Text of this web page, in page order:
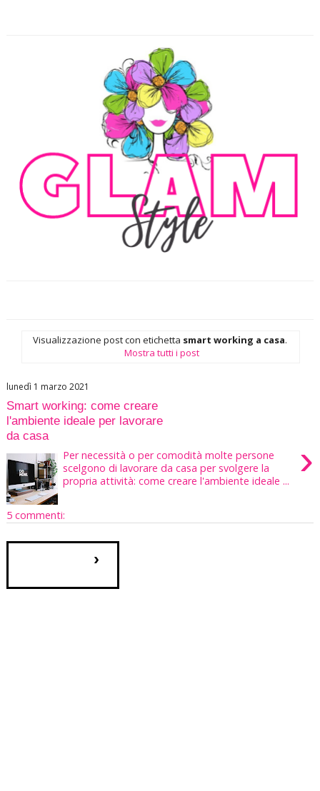
Visualizzazione post con etichetta smart working a casa.
Mostra tutti i post
lunedì 1 marzo 2021
Smart working: come creare
l'ambiente ideale per lavorare
da casa
›
Per necessità o per comodità molte persone
scelgono di lavorare da casa per svolgere la
propria attività: come creare l'ambiente ideale ...
5 commenti:
›